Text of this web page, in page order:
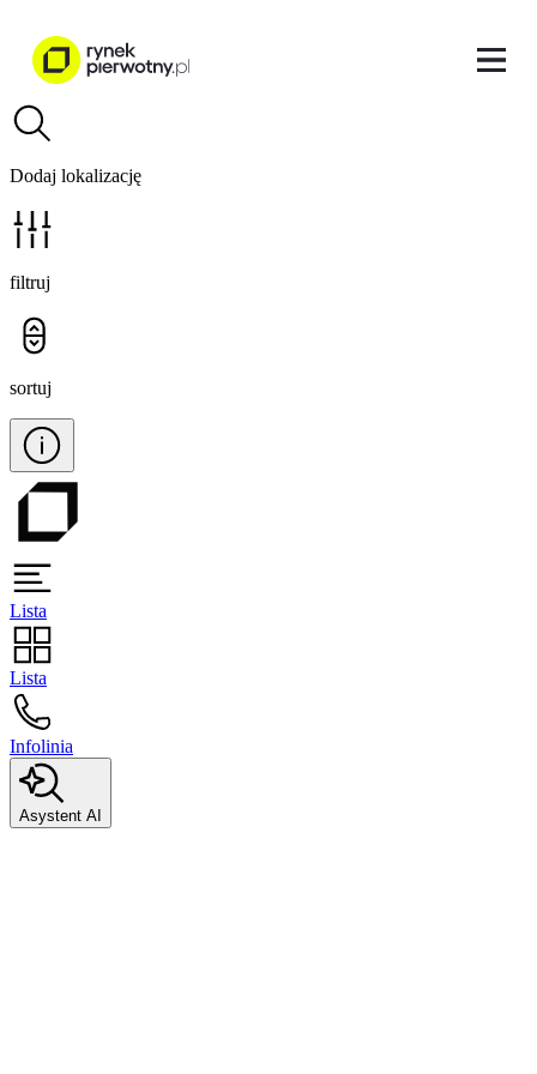
Dodaj lokalizację
filtruj
sortuj
Lista
Lista
Infolinia
Asystent AI